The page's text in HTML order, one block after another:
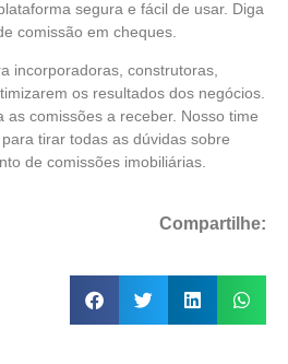
segura e fácil de usar. Diga
comissão em cheques.
incorporadoras, construtoras,
os resultados dos negócios.
as comissões a receber. Nosso time
tirar todas as dúvidas sobre
de comissões imobiliárias.
Compartilhe: